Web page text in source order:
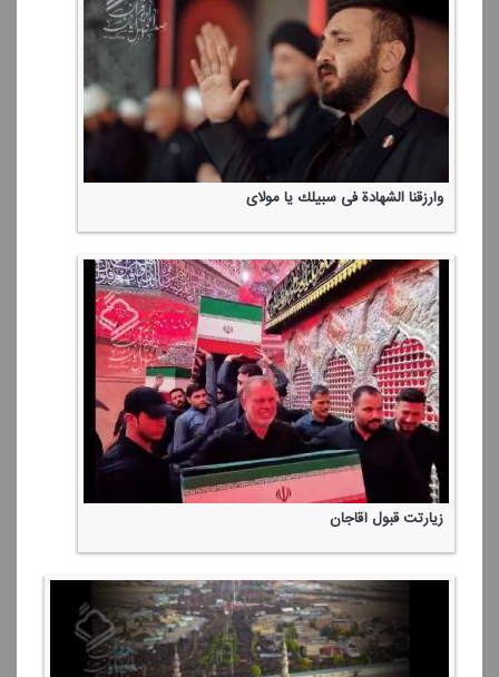
وارزقنا الشهادة فی سبیلك یا مولای
زیارتت قبول آقاجان